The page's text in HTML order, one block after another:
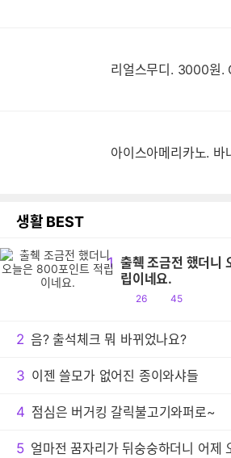
리얼스무디. 3000원.
아이스아메리카노. 바
생활 BEST
1 출췍 조금전 했더니
립이네요.
공
26
댓
45
2 음? 출석체크 뭐 바뀌었나요?
3 이젠 쓸모가 없어진 종이와샤들
4 점심은 버거킹 갈릭불고기와퍼로~
5